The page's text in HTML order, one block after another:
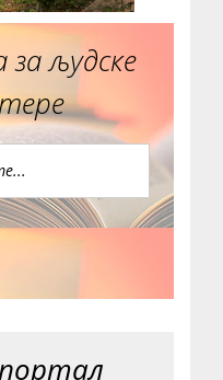
за људске